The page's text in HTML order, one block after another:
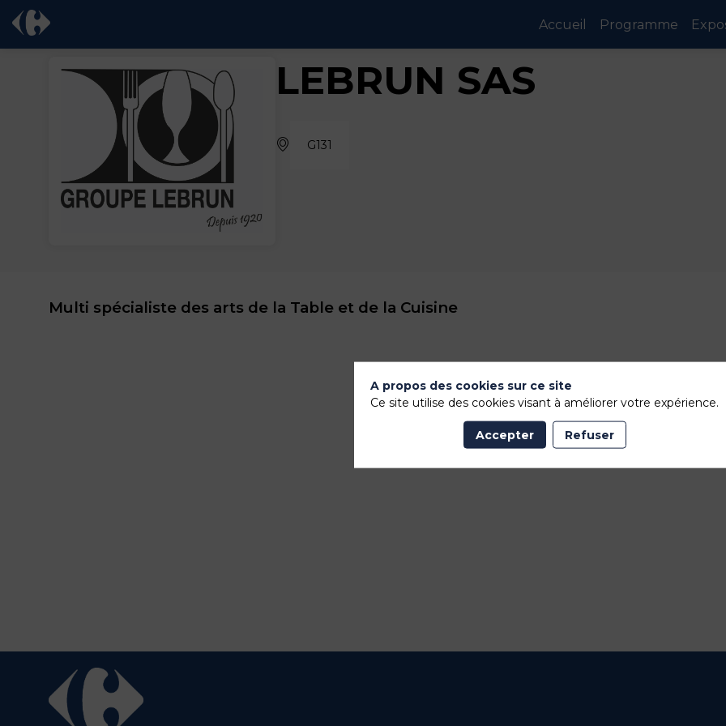
Accueil Programme
LEBRUN SAS
G131
Multi spécialiste des arts de la Table et de la Cuisine
A propos des cookies sur ce site
Ce site utilise des cookies visant à améliorer votre expérience.
Accepter Refuser